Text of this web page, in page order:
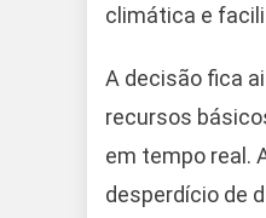
climática e
A decisão fica
recursos
em tempo real.
desperdício de